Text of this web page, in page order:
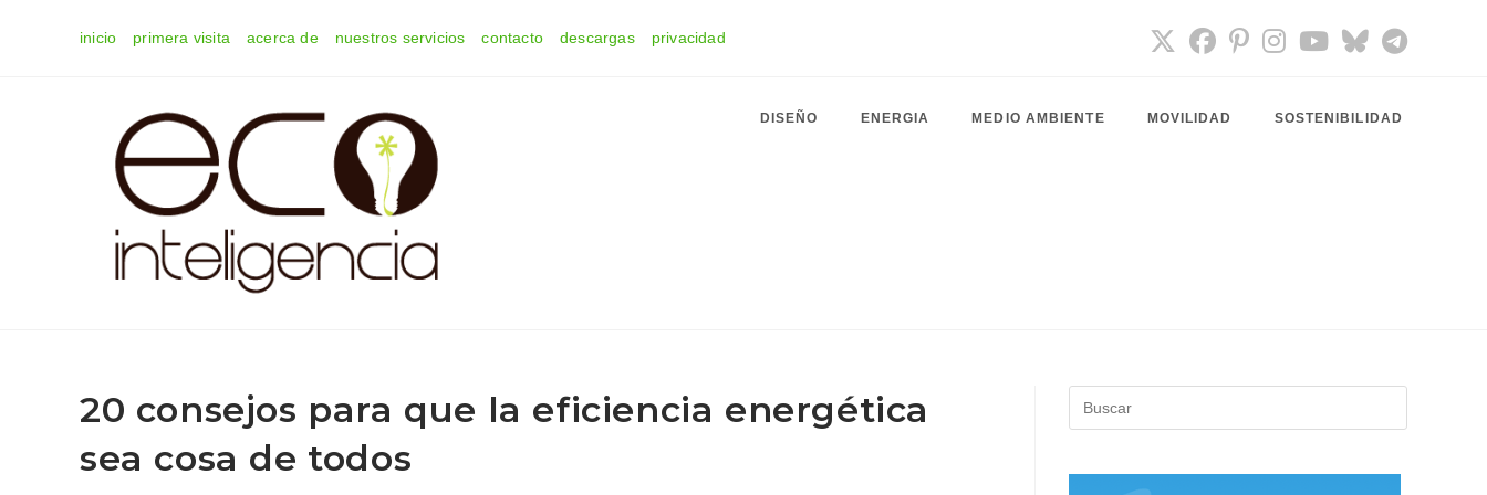
inicio primera visita acerca de nuestros servicios contacto descargas privacidad
DISEÑO ENERGIA MEDIO AMBIENTE MOVILIDAD SOSTENIBILIDAD
20 consejos para que la eficiencia energética
sea cosa de todos
Escape